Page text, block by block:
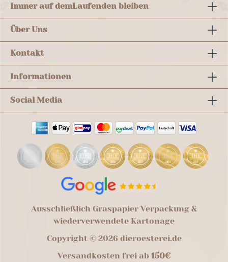
Immer auf demLaufenden bleiben
Über Uns
Kontakt
Informationen
Social Media
Ausschließlich Graspapier Verpackung &
wiederverwendete Kartonage
Copyright © 2026 dieroesterei.de
Versandkosten frei ab 150€